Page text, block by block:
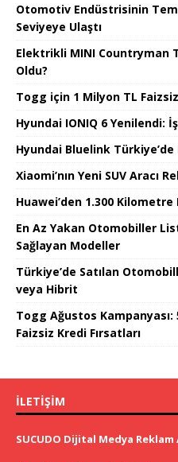
Otomotiv Endüstrisinin
Seviyeye Ulaştı
Elektrikli MINI Countryman
Oldu?
Togg için 1 Milyon TL Faizsiz
Hyundai IONIQ 6 Yenilendi:
Hyundai Bluelink
Xiaomi’nın Yeni SUV Aracı
Huawei’den 1.300 Kilometre
En Az Yakan Otomobiller
Sağlayan Modeller
Türkiye’de Satılan
veya Hibrit
Togg Ağustos
Faizsiz Kredi Fırsatları
İLETIŞIM
SUCUDO Dijital Medya